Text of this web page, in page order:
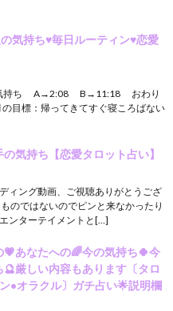
の気持ち♥毎日ルーティン♥恋愛
気持ち A→2:08 B→11:18 おわり
目標：帰ってきてすぐ寝ころばない
気持ち【恋愛タロット占い】
ィング動画、ご視聴ありがとうござ
のではないのでピンと来なかったり
ンターテイメントと[…]
あなたへの🌈今の気持ち🍀今
厳しい内容もあります〔タロ
•オラクル〕ガチ占い🌟説明欄